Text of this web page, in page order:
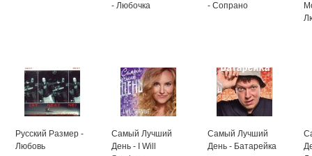
- Любочка
- Сопрано
Русский Размер -
Любовь
Самый Лучший
День - I Will
Самый Лучший
День - Батарейка